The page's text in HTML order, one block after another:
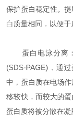
保护蛋白稳定性。
白质量相同，以便于
蛋白电泳分离：
(SDS-PAGE)，通
中，蛋白质在电场
移较快，而较大的
蛋白质将被分散在凝